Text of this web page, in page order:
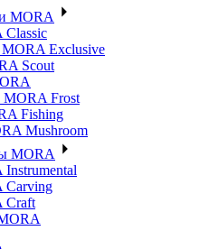
MORA
Exclusive
Scout
MORA Frost
Fishing
Mushroom
MORA
Craft